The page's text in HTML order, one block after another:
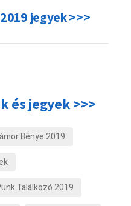
jegyek >>>
és jegyek >>>
Bénye 2019
Találkozó 2019